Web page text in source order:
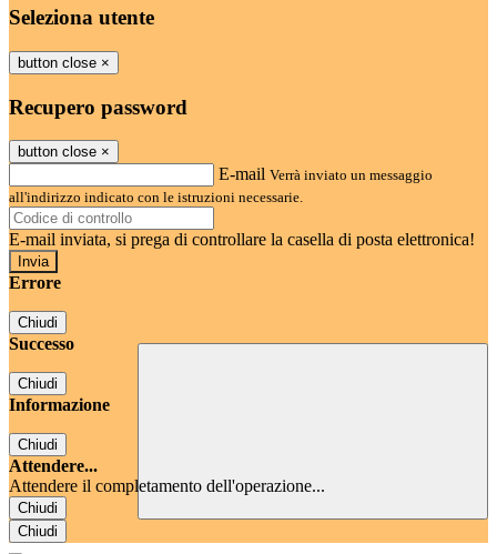
Seleziona utente
button close ×
Recupero password
button close ×
E-mail Verrà inviato un messaggio
all'indirizzo indicato con le istruzioni necessarie.
E-mail inviata, si prega di controllare la casella di posta elettronica!
Errore
Chiudi
Successo
Chiudi
Informazione
Chiudi
Attendere...
Attendere il completamento dell'operazione...
Chiudi
Chiudi